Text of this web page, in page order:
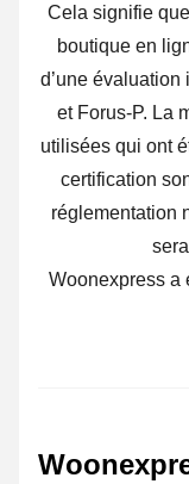
Cela signifie
boutique en
d’une
et Forus-P. La
utilisées qui ont
certification
réglementation
Woonexpress a